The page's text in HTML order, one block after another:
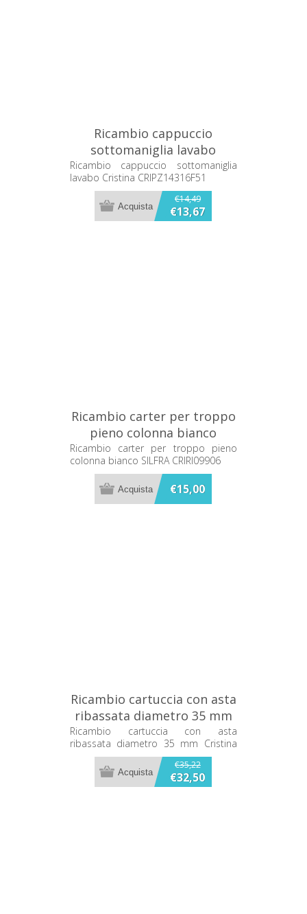
Ricambio cappuccio
sottomaniglia lavabo
Cristina CRIPZ14316F51
Ricambio cappuccio sottomaniglia
lavabo Cristina CRIPZ14316F51
€14,49
€13,67
Ricambio carter per troppo
pieno colonna bianco
SILFRA CRIRI09906
Ricambio carter per troppo pieno
colonna bianco SILFRA CRIRI09906
€15,00
Ricambio cartuccia con asta
ribassata diametro 35 mm
Cristina CRICR17734Q00
Ricambio cartuccia con asta
ribassata diametro 35 mm Cristina
CRICR17734Q00
€35,22
€32,50